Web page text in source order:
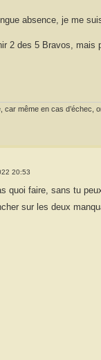
absence, je me
2 des 5 Bravos,
car même en cas d’échec,
20:53
quoi faire, sans tu
sur les deux